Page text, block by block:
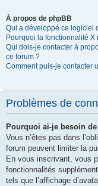
À propos de phpBB
Qui a développé ce logiciel
Pourquoi la fonctionnalité X
Qui dois-je contacter à
ce forum ?
Comment puis-je contacter
Problèmes de
Pourquoi ai-je besoin
Vous n’êtes pas dans
forum peuvent limiter la
En vous inscrivant, vous
fonctionnalités
tels que l’affichage